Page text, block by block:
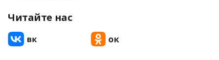
Читайте нас